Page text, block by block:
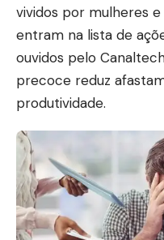
vividos por mulheres
entram na lista de
ouvidos pelo
precoce reduz
produtividade.